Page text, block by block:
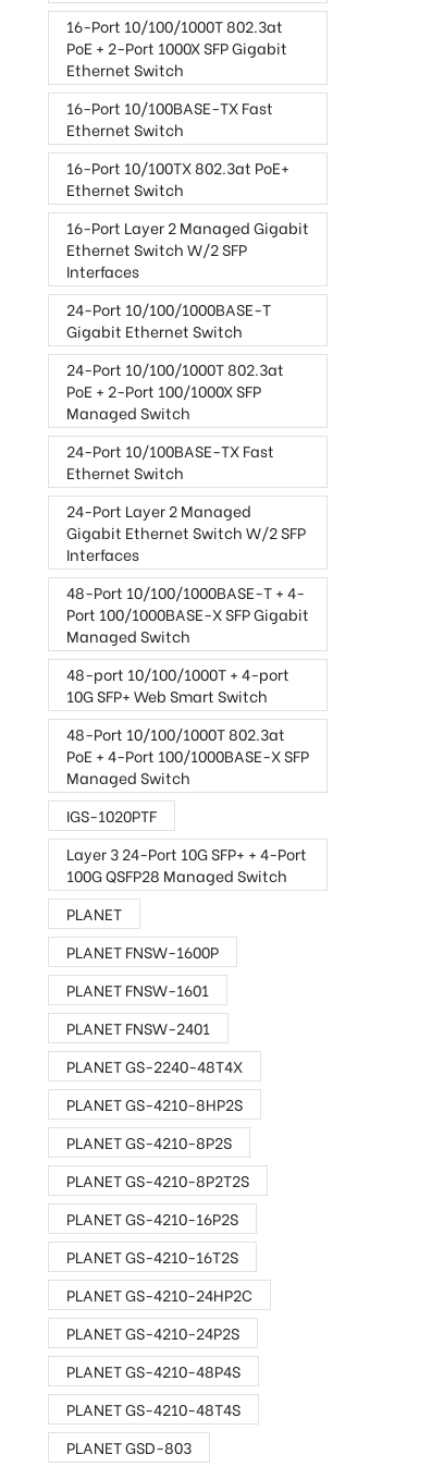
16-Port 10/100/1000T 802.3at
PoE + 2-Port 1000X SFP Gigabit
Ethernet Switch
16-Port 10/100BASE-TX Fast
Ethernet Switch
16-Port 10/100TX 802.3at PoE+
Ethernet Switch
16-Port Layer 2 Managed Gigabit
Ethernet Switch W/2 SFP
Interfaces
24-Port 10/100/1000BASE-T
Gigabit Ethernet Switch
24-Port 10/100/1000T 802.3at
PoE + 2-Port 100/1000X SFP
Managed Switch
24-Port 10/100BASE-TX Fast
Ethernet Switch
24-Port Layer 2 Managed
Gigabit Ethernet Switch W/2 SFP
Interfaces
48-Port 10/100/1000BASE-T + 4-
Port 100/1000BASE-X SFP Gigabit
Managed Switch
48-port 10/100/1000T + 4-port
10G SFP+ Web Smart Switch
48-Port 10/100/1000T 802.3at
PoE + 4-Port 100/1000BASE-X SFP
Managed Switch
IGS-1020PTF
Layer 3 24-Port 10G SFP+ + 4-Port
100G QSFP28 Managed Switch
PLANET
PLANET FNSW-1600P
PLANET FNSW-1601
PLANET FNSW-2401
PLANET GS-2240-48T4X
PLANET GS-4210-8HP2S
PLANET GS-4210-8P2S
PLANET GS-4210-8P2T2S
PLANET GS-4210-16P2S
PLANET GS-4210-16T2S
PLANET GS-4210-24HP2C
PLANET GS-4210-24P2S
PLANET GS-4210-48P4S
PLANET GS-4210-48T4S
PLANET GSD-803